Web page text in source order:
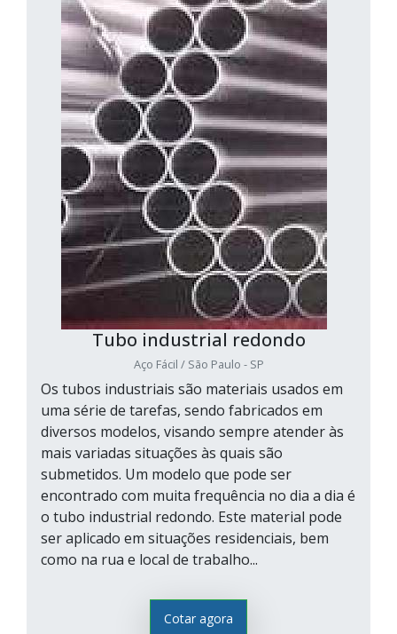
Tubo industrial redondo
Aço Fácil / São Paulo - SP
Os tubos industriais são materiais usados em
uma série de tarefas, sendo fabricados em
diversos modelos, visando sempre atender às
mais variadas situações às quais são
submetidos. Um modelo que pode ser
encontrado com muita frequência no dia a dia é
o tubo industrial redondo. Este material pode
ser aplicado em situações residenciais, bem
como na rua e local de trabalho...
Cotar agora